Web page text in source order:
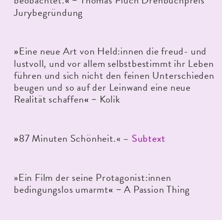
Jurybegründung
»Eine neue Art von Held:innen die freud- und
lustvoll, und vor allem selbstbestimmt ihr Leben
führen und sich nicht den feinen Unterschieden
beugen und so auf der Leinwand eine neue
Realität schaffen« – Kolik
»87 Minuten Schönheit.« – Subtext
»Ein Film der seine Protagonist:innen
bedingungslos umarmt« –A Passion Thing